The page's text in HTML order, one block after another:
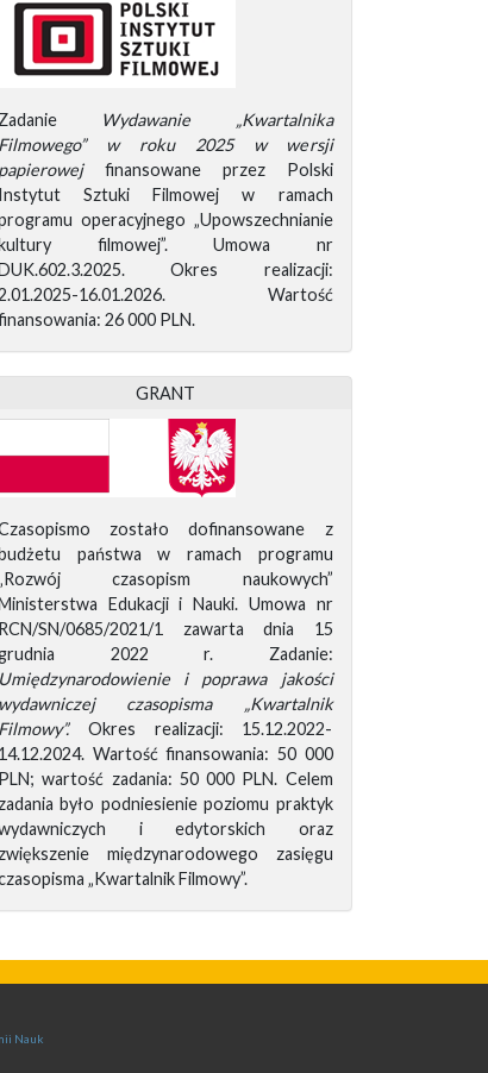
Zadanie
Wydawanie „Kwartalnika
Filmowego” w roku 2025 w wersji
papierowejfinansowane przez Polski
Instytut Sztuki Filmowej w ramach
operacyjnego „Upowszechnianie
filmowej”. Umowa nr
Okres realizacji:
16.01.2026. Wartość
26 000 PLN.
GRANT
zostało dofinansowane z
państwa w ramach programu
czasopism naukowych”
Edukacji i Nauki. Umowa nr
RCN/SN/0685/2021/1 zawarta dnia 15
2022 r. Zadanie:
Umiędzynarodowienie i poprawa jakości
wydawniczej czasopisma „Kwartalnik
Filmowy”.Okres realizacji: 15.12.2022-
14.12.2024. Wartość finansowania: 50 000
PLN; wartość zadania: 50 000 PLN. Celem
zadania było podniesienie poziomu praktyk
i edytorskich oraz
zwiększenie międzynarodowego zasięgu
„Kwartalnik Filmowy”.
Nauk